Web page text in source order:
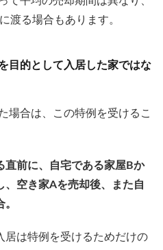
渡る場合もあります。
目的として入居した家ではな
場合は、この特例を受けるこ
直前に、自宅である家屋Bか
、空き家Aを売却後、また自
居は特例を受けるためだけの